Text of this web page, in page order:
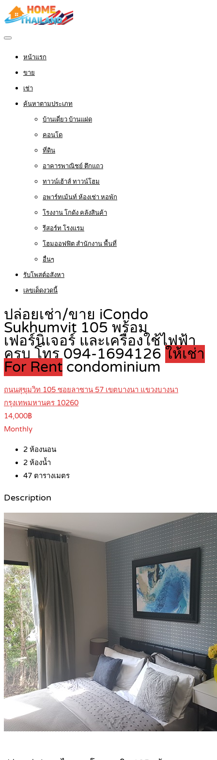
หน้าแรก
ขาย
เช่า
ค้นหาตามประเภท
บ้านเดี่ยว บ้านแฝด
คอนโด
ที่ดิน
อาคารพาณิชย์ ตึกแถว
ทาวน์เฮ้าส์ ทาวน์โฮม
อพาร์ทเม้นท์ ห้องเช่า หอพัก
โรงงาน โกดัง คลังสินค้า
รีสอร์ท โรงแรม
โฮมออฟฟิต สำนักงาน พื้นที่
อื่นๆ
รับโพสต์อสังหา
เลขเด็ดงวดนี้
ปล่อยเช่า/ขาย iCondo
Sukhumvit 105 พร้อม
เฟอร์นิเจอร์ และเครื่องใช้ไฟฟ้า
ครบ โทร 094-1694126 ให้เช่า
For Rent condominium
ถนนสุขุมวิท 105 ซอยลาซาน 57 เขตบางนา แขวงบางนา
กรุงเทพมหานคร 10260
14,000฿
Monthly
2 ห้องนอน
2 ห้องน้ำ
47 ตารางเมตร
Description